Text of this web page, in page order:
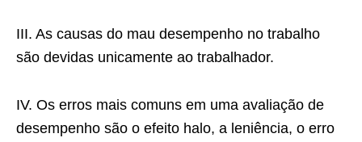
III. As causas do mau desempenho no trabalho
são devidas unicamente ao trabalhador.
IV. Os erros mais comuns em uma avaliação de
desempenho são o efeito halo, a leniência, o erro